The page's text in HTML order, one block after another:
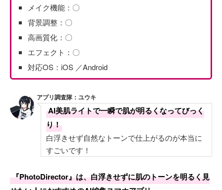
メイク機能：〇
背景調整：〇
高画質化：〇
エフェクト：〇
対応OS：iOS ／Android
アプリ調査隊：ユウキ
AI美肌ライトで一瞬で肌が明るくなってびっく
り！
白浮きせず自然なトーンで仕上がるのが本当に
すごいです！
『PhotoDirector』は、白浮きせずに肌のトーンを明るく見